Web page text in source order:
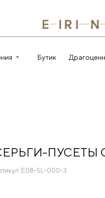
Бутик
ПУСЕТЫ
E08-SL-000-3